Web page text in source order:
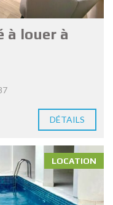
à louer à
DÉTAILS
LOCATION